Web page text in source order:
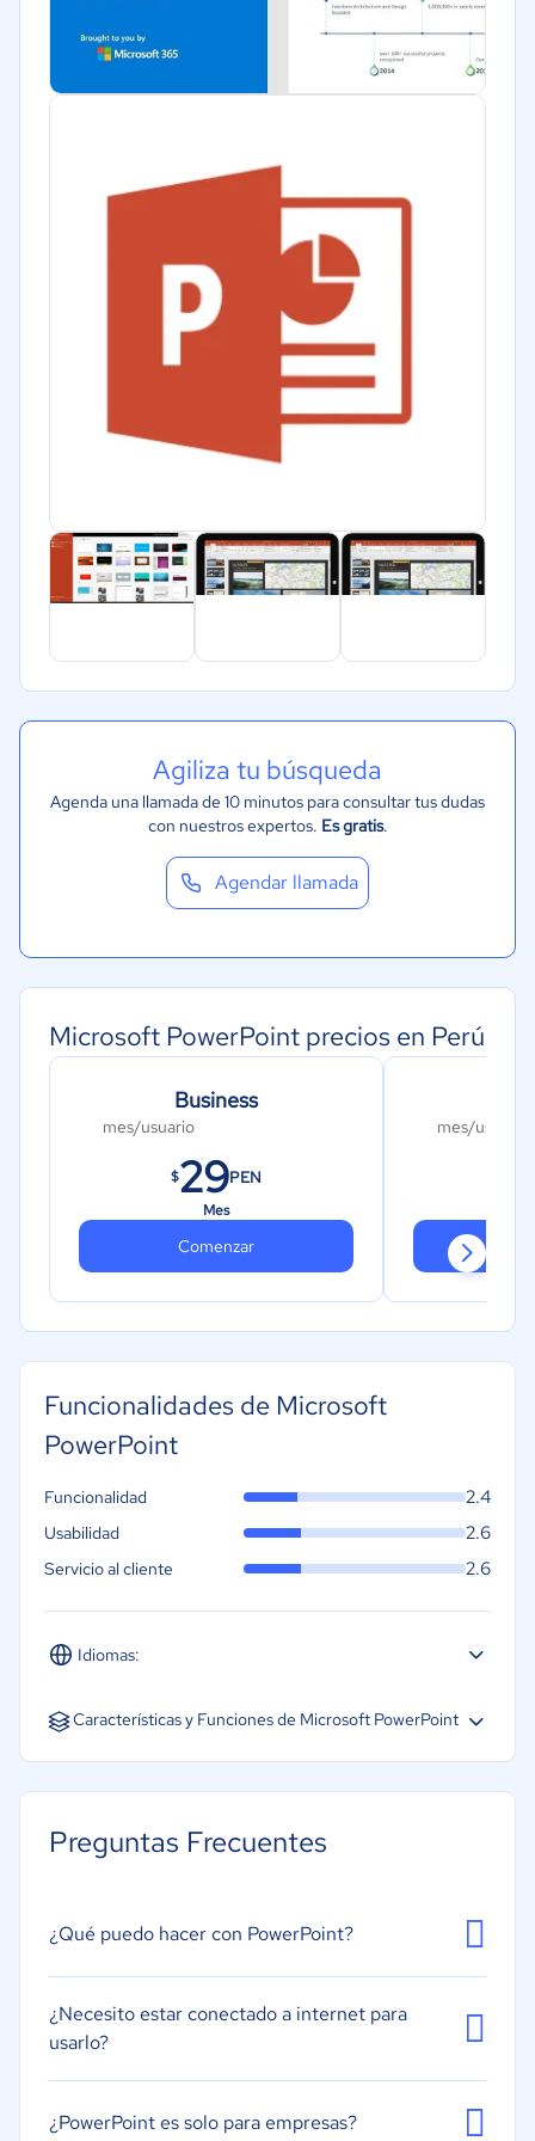
Software / TI
Telecomunicaciones
Manufactura
Transporte y logística
Comercio Electrónico
Metales y Minería
Recursos Humanos
Aeroespacial y defensa
Turismo
Moda y textilesAgiliza tu búsqueda
Agenda una llamada de 10 minutos para consultar tus dudas
con nuestros expertos. Es gratis.
Agendar llamada
Microsoft PowerPoint precios en Perú
Business
mes/usuario
$29PEN
Mes
Comenzar
mes/usuario
Funcionalidades de Microsoft
PowerPoint
Idiomas:
Español Inglés Portugués
Funcionalidad 2.4
Usabilidad 2.6
Servicio al cliente 2.6
Características y Funciones de Microsoft PowerPoint
Contenido en audio
Edición sin conexión
Modelos personalizables
Presentación sin conexión
Uso compartido de la pantalla
Preguntas Frecuentes
¿Qué puedo hacer con PowerPoint?
¿Necesito estar conectado a internet para
usarlo?
¿PowerPoint es solo para empresas?